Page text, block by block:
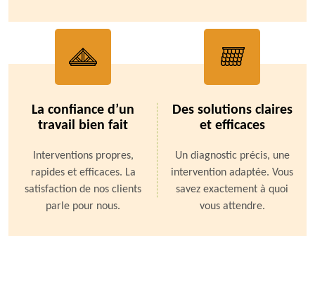
La confiance d’un
travail bien fait
Interventions propres,
rapides et efficaces. La
satisfaction de nos clients
parle pour nous.
Des solutions claires
et efficaces
Un diagnostic précis, une
intervention adaptée. Vous
savez exactement à quoi
vous attendre.